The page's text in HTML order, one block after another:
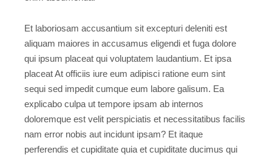
Et laboriosam accusantium sit excepturi deleniti est
aliquam maiores in accusamus eligendi et fuga dolore
qui ipsum placeat qui voluptatem laudantium. Et ipsa
placeat At officiis iure eum adipisci ratione eum sint
sequi sed impedit cumque eum labore galisum. Ea
explicabo culpa ut tempore ipsam ab internos
doloremque est velit perspiciatis et necessitatibus facilis
nam error nobis aut incidunt ipsam? Et itaque
perferendis et cupiditate quia et cupiditate ducimus qui